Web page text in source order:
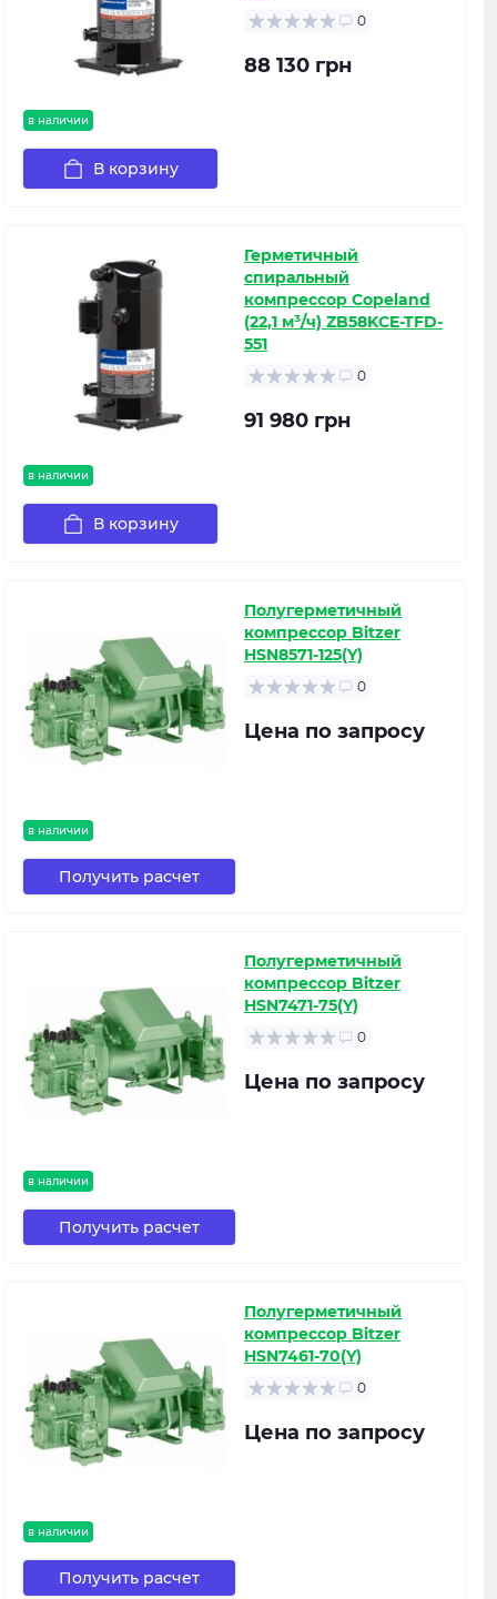
в наличии
0
88 130 грн
В корзину
в наличии
Герметичный
спиральный
компрессор Copeland
(22,1 м³/ч) ZB58KCE-TFD-
551
0
91 980 грн
В корзину
в наличии
Полугерметичный
компрессор Bitzer
HSN8571-125(Y)
0
Цена по запросу
Получить расчет
в наличии
Полугерметичный
компрессор Bitzer
HSN7471-75(Y)
0
Цена по запросу
Получить расчет
в наличии
Полугерметичный
компрессор Bitzer
HSN7461-70(Y)
0
Цена по запросу
Получить расчет